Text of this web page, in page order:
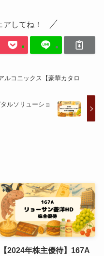
してね！
ルコニックス【豪華カタロ
ルソリューショ
【2024年株主優待】167A